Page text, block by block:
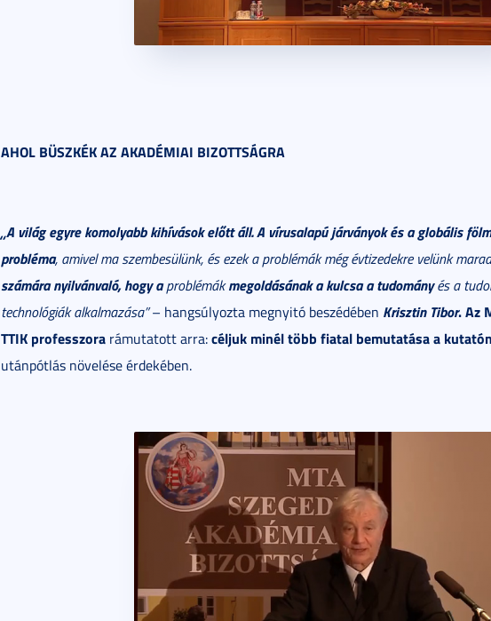
AHOL BÜSZKÉK AZ AKADÉMIAI BIZOTTSÁGRA
„A világ egyre komolyabb kihívások előtt áll. A vírusalapú járványok és a globális
probléma, amivel ma szembesülünk, és ezek a problémák még évtizedekre velünk
számára nyilvánvaló, hogy aproblémákmegoldásának a kulcsa a tudományés a
technológiák alkalmazása”– hangsúlyozta megnyitó beszédében Krisztin Tibor. Az
TTIK professzora rámutatott arra:céljuk minél több fiatal bemutatása a
utánpótlás növelése érdekében.